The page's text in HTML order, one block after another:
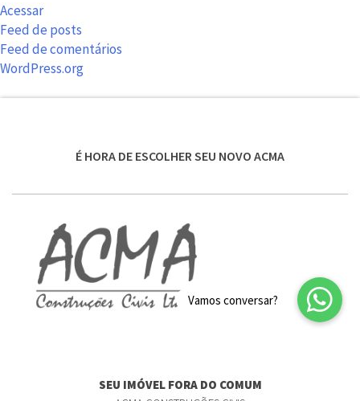
Acessar
Feed de posts
Feed de comentários
WordPress.org
É HORA DE ESCOLHER SEU NOVO ACMA
SEU IMÓVEL FORA DO COMUM